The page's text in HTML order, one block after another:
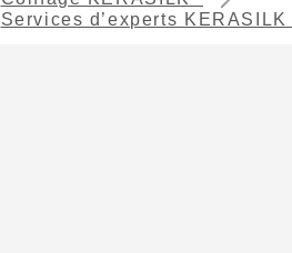
Services d’experts KERASILK